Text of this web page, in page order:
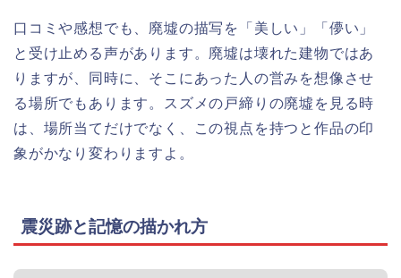
口コミや感想でも、廃墟の描写を「美しい」「儚い」
と受け止める声があります。廃墟は壊れた建物ではあ
りますが、同時に、そこにあった人の営みを想像させ
る場所でもあります。スズメの戸締りの廃墟を見る時
は、場所当てだけでなく、この視点を持つと作品の印
象がかなり変わりますよ。
震災跡と記憶の描かれ方